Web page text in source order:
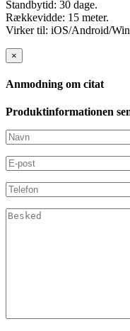
Standbytid: 30 dage.
Rækkevidde: 15 meter.
Virker til: iOS/Android/
×
Anmodning om citat
Produktinformationen